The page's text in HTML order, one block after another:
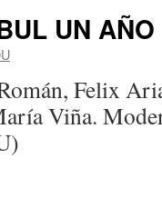
UN
Felix
Viña.